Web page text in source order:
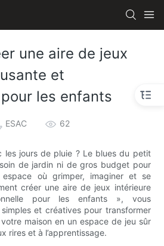
une aire de jeux
et
les enfants
ESAC 62
les jours de pluie ? Le blues du petit
de jardin ni de gros budget pour
où grimper, imaginer et se
créer une aire de jeux intérieure
pour les enfants », vous
et créatives pour transformer
maison en un espace de jeu sûr
rires et à l’apprentissage.